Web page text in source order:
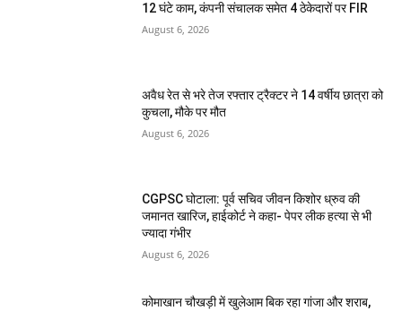
12 घंटे काम, कंपनी संचालक समेत 4 ठेकेदारों पर FIR
August 6, 2026
अवैध रेत से भरे तेज रफ्तार ट्रैक्टर ने 14 वर्षीय छात्रा को
कुचला, मौके पर मौत
August 6, 2026
CGPSC घोटाला: पूर्व सचिव जीवन किशोर ध्रुव की
जमानत खारिज, हाईकोर्ट ने कहा- पेपर लीक हत्या से भी
ज्यादा गंभीर
August 6, 2026
कोमाखान चौखड़ी में खुलेआम बिक रहा गांजा और शराब,